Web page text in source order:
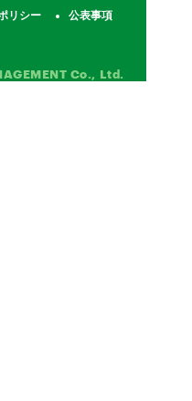
リシー 公表事項
Co., Ltd.